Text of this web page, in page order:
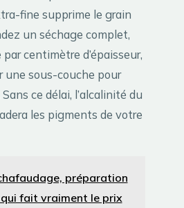
fine supprime le grain
un séchage complet,
centimètre d’épaisseur,
une sous-couche pour
ce délai, l’alcalinité du
les pigments de votre
préparation
fait vraiment le prix